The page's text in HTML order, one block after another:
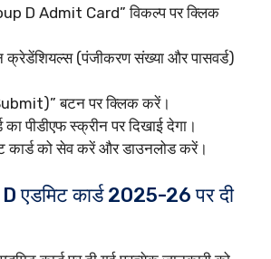
D Admit Card” विकल्प पर क्लिक
क्रेडेंशियल्स (पंजीकरण संख्या और पासवर्ड)
बटन पर क्लिक करें।
का पीडीएफ स्क्रीन पर दिखाई देगा।
कार्ड को सेव करें और डाउनलोड करें।
एडमिट कार्ड 2025-26 पर दी